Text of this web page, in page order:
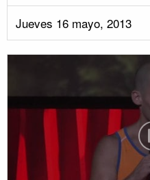
Jueves 16 mayo, 2013